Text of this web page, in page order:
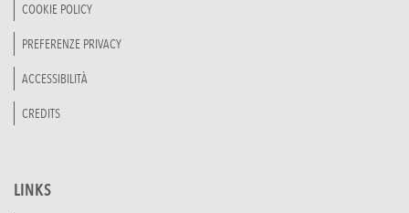
COOKIE POLICY
PREFERENZE PRIVACY
ACCESSIBILITÀ
CREDITS
LINKS